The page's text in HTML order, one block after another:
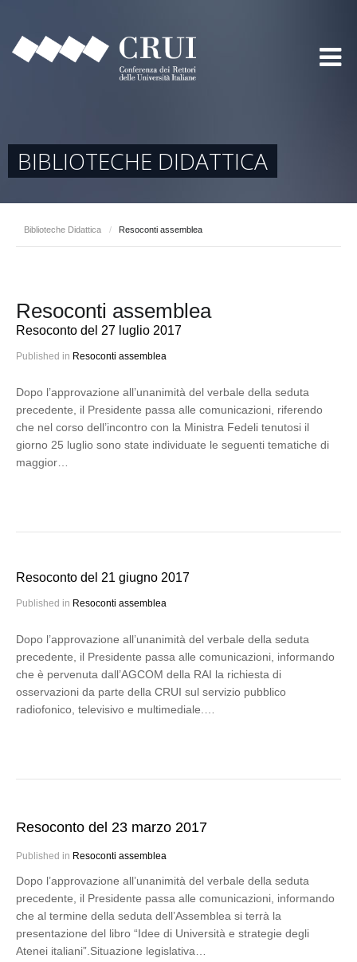
BIBLIOTECHE DIDATTICA
Biblioteche Didattica / Resoconti assemblea
Resoconti assemblea
Resoconto del 27 luglio 2017
Published in Resoconti assemblea
Dopo l’approvazione all’unanimità del verbale della seduta
precedente, il Presidente passa alle comunicazioni, riferendo
che nel corso dell’incontro con la Ministra Fedeli tenutosi il
giorno 25 luglio sono state individuate le seguenti tematiche di
maggior…
Resoconto del 21 giugno 2017
Published in Resoconti assemblea
Dopo l’approvazione all’unanimità del verbale della seduta
precedente, il Presidente passa alle comunicazioni, informando
che è pervenuta dall’AGCOM della RAI la richiesta di
osservazioni da parte della CRUI sul servizio pubblico
radiofonico, televisivo e multimediale.…
Resoconto del 23 marzo 2017
Published in Resoconti assemblea
Dopo l’approvazione all’unanimità del verbale della seduta
precedente, il Presidente passa alle comunicazioni, informando
che al termine della seduta dell’Assemblea si terrà la
presentazione del libro “Idee di Università e strategie degli
Atenei italiani”.Situazione legislativa…